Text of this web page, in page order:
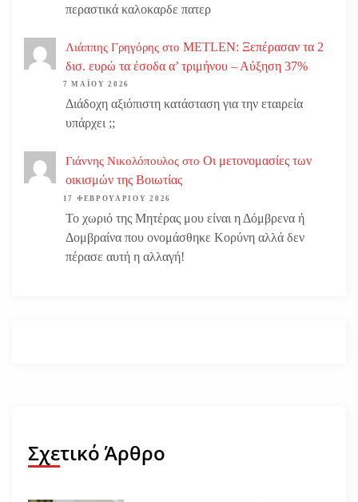
περαστικά καλοκαρδε πατερ
Λιάππης Γρηγόρης στο METLEN: Ξεπέρασαν τα 2
δισ. ευρώ τα έσοδα α’ τριμήνου – Αύξηση 37%
7 ΜΑΪ́ΟΥ 2026
Διάδοχη αξιόπιστη κατάσταση για την εταιρεία
υπάρχει ;;
Γιάννης Νικολόπουλος στο Οι μετονομασίες των
οικισμών της Βοιωτίας
17 ΦΕΒΡΟΥΑΡΊΟΥ 2026
Το χωριό της Μητέρας μου είναι η Δόμβρενα ή
Δομβραίνα που ονομάσθηκε Κορύνη αλλά δεν
πέρασε αυτή η αλλαγή!
Σχετικό Άρθρο